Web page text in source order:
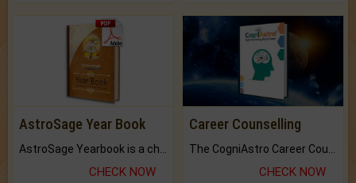
AstroSage Year Book
CHECK NOW
Career Counselling
CHECK NOW